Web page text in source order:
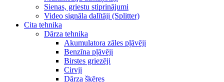
Sienas, griestu stiprinājumi
Video signāla dalītāji (Splitter)
Cita tehnika
Dārza tehnika
Akumulatora zāles pļāvēji
Benzīna pļāvēji
Birstes griezēji
Cirvji
Dārza šķēres